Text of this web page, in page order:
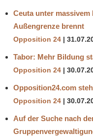
Ceuta unter
Außengrenze brennt
Opposition 24
Tabor: Mehr Bildung
Opposition 24
Opposition24.com
Opposition 24
Auf der Suche nach